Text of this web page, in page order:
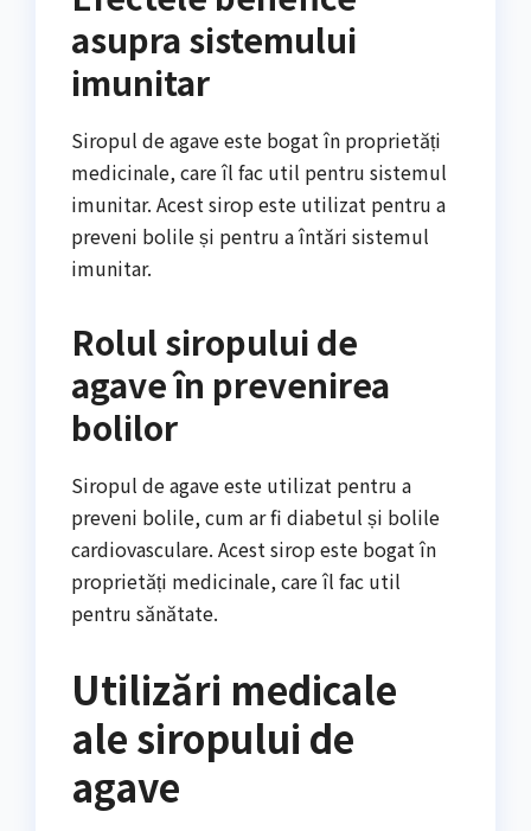
asupra sistemului
imunitar
Siropul de agave este bogat în proprietăți
medicinale, care îl fac util pentru sistemul
imunitar. Acest sirop este utilizat pentru a
preveni bolile și pentru a întări sistemul
imunitar.
Rolul siropului de
agave în prevenirea
bolilor
Siropul de agave este utilizat pentru a
preveni bolile, cum ar fi diabetul și bolile
cardiovasculare. Acest sirop este bogat în
proprietăți medicinale, care îl fac util
pentru sănătate.
Utilizări medicale
ale siropului de
agave